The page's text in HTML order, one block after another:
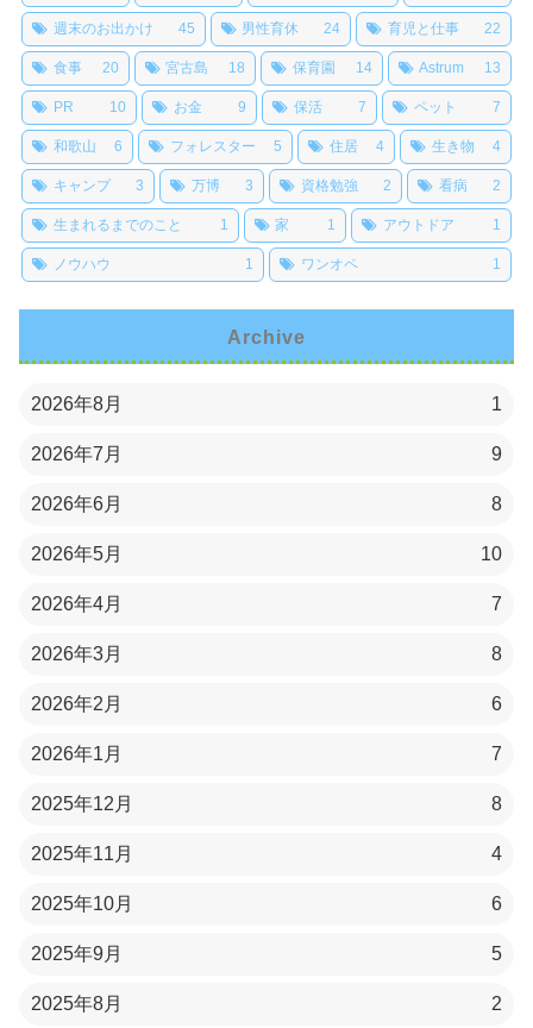
週末のお出かけ 45 男性育休 24 育児と仕事 22
食事 20 宮古島 18 保育園 14 Astrum 13
PR 10 お金 9 保活 7 ペット 7
和歌山 6 フォレスター 5 住居 4 生き物 4
キャンプ 3 万博 3 資格勉強 2 看病 2
生まれるまでのこと 1 家 1 アウトドア 1
ノウハウ 1 ワンオペ 1
Archive
2026年8月 1
2026年7月 9
2026年6月 8
2026年5月 10
2026年4月 7
2026年3月 8
2026年2月 6
2026年1月 7
2025年12月 8
2025年11月 4
2025年10月 6
2025年9月 5
2025年8月 2